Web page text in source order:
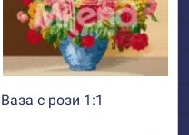
Ваза с рози 1:1